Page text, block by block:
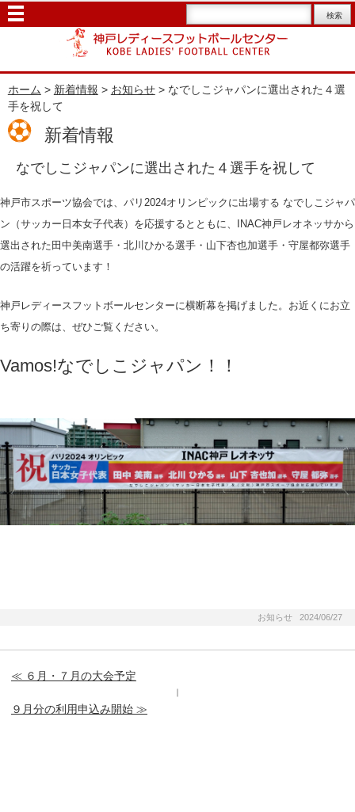
ホーム > 新着情報 > お知らせ> なでしこジャパンに選出された４選
手を祝して
新着情報
なでしこジャパンに選出された４選手を祝して
神戸市スポーツ協会では、パリ2024オリンピックに出場する なでしこジャパ
ン（サッカー日本女子代表）を応援するとともに、INAC神戸レオネッサから
選出された田中美南選手・北川ひかる選手・山下杏也加選手・守屋都弥選手
の活躍を祈っています！
神戸レディースフットボールセンターに横断幕を掲げました。お近くにお立
ち寄りの際は、ぜひご覧ください。
Vamos!なでしこジャパン！！
お知らせ 2024/06/27
≪ ６月・７月の大会予定
｜
９月分の利用申込み開始 ≫